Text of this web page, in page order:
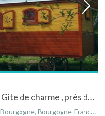
La roulotte du col d'Auterre. Gite de charme , près de Cluny, Bourgogne du Sud.
Bourgogne-Franche-Comté, France